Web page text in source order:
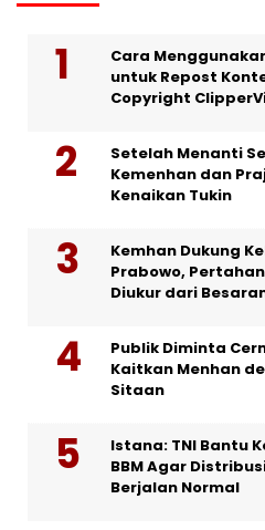
Cara
untuk Repost
Copyright
Setelah Menanti
Kemenhan dan
Kenaikan Tukin
Kemhan Dukung
Prabowo,
Diukur dari
Publik Diminta
Kaitkan Menhan
Sitaan
Istana: TNI Bantu
BBM Agar
Berjalan Normal